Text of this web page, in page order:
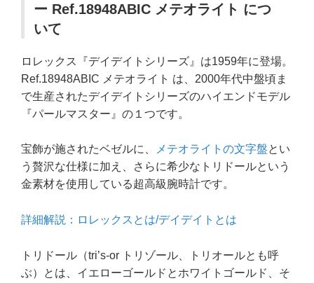
ー Ref.18948ABIC メテオライト につ
いて
ロレックス『デイデイトシリーズ』は1959年に登場。
Ref.18948ABIC メテオライト は、2000年代中盤頃ま
で生産されたデイデイトシリーズのハイエンドモデル
『パールマスター』の１つです。
宝飾が施されたベゼルに、 メテオライトの文字盤とい
う贅沢な仕様に加え、さらに希少なトリドールという
金素材を使用している超高級腕時計です。
詳細解説：ロレックスとは/デイデイトとは
トリドール（tri’s-or トリゾール、トリオールとも呼
ぶ）とは、イエローゴールドとホワイトゴールド、そ